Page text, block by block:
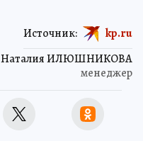
Наталия ИЛЮШНИКОВА
менеджер
Источник: kp.ru